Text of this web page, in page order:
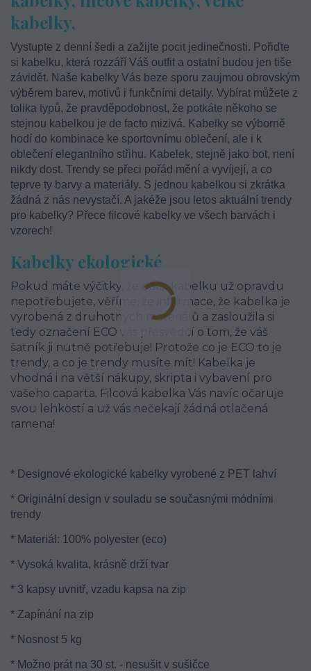
kabelky,
Vystupte z denní šedi a zažijte pocit jedinečnosti. Pořiďte
si kabelku, která rozzáří Váš outfit a ostatní budou jen tiše
závidět. Naše kabelky Vás beze sporu zaujmou obrovským
výběrem barev, motivů i funkčními detaily. Vybírat můžete z
tolika typů, že pravděpodobnost, že potkáte někoho se
stejnou kabelkou je de facto mizivá. Kabelky se výborně
hodí do kombinace ke sportovnímu oblečení, ale i k
oblečení elegantního střihu. Kabelek, stejně jako bot, není
nikdy dost. Trendy se přeci pořád mění a vyvíjejí, a co
teprve ty barvy a materiály. S jednou kabelkou si zkrátka
žádná z nás nevystačí. A jakéže jsou letos aktuální trendy
pro kabelky? Přece filcové kabelky ve všech barvách i
vzorech!
Kabelky ekologické
Pokud máte výčitky, že další kabelku už opravdu
nepotřebujete, věříme, že informace, že kabelka je
vyrobená z druhotných materiálů a zasloužila si
tedy označení ECO vás přesvědčí o tom, že váš
šatník ji nutně potřebuje! Protože co je ECO to je
trendy, a co je trendy musíte mít! Kabelka je
vhodná i na větší nákupy, skripta i vybavení pro
vašeho caparta. Filcová kabelka Vás navíc očaruje
svou lehkostí a už vás nečekají žádná otlačená
ramena!
* Designové ekologické kabelky vyrobené z PET lahví
* Originální design v souladu se současnými módními
trendy
* Materiál: 100% polyester (eco)
* Vysoká kvalita, krásně drží tvar
* 3 kapsy uvnitř, vzadu kapsa na zip
* Zapínání na zip
* Nosnost 5 kg
* Možno prát na 30 st. - nesušit v sušičce